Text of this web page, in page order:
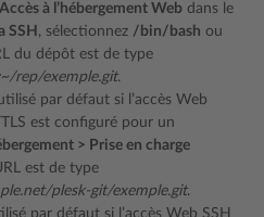
Accès à l’hébergement Web dans le
SSH , sélectionnez /bin/bash ou
du dépôt est de type
rep/exemple.git.
par défaut si l’accès Web
est configuré pour un
> Prise en charge
est de type
plesk-git/exemple.git.